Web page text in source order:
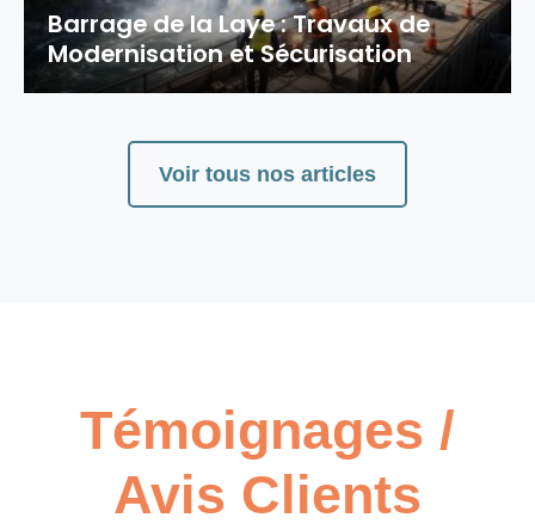
comment sécuriser les fenêtres
sans dénaturer la façade ?
Barrage de la Laye : Travaux de
Modernisation et Sécurisation
Voir tous nos articles
Témoignages /
Avis Clients